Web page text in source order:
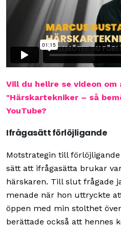
Vill du hellre se videon om
"Härskartekniker – så
YouTube?
Ifrågasätt förlöjligande
Motstrategin till
sätt att ifrågasätta brukar
härskaren. Till slut frågade
menade när hon uttryckte
öppen med min stolthet
berättade också att hennes